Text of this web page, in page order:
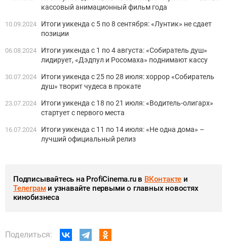
кассовый анимационный фильм года
10.09.2024
Итоги уикенда с 5 по 8 сентября: «Лунтик» не сдает
позиции
06.08.2024
Итоги уикенда с 1 по 4 августа: «Собиратель душ»
лидирует, «Дэдпул и Росомаха» поднимают кассу
30.07.2024
Итоги уикенда с 25 по 28 июля: хоррор «Собиратель
душ» творит чудеса в прокате
23.07.2024
Итоги уикенда с 18 по 21 июля: «Водитель-олигарх»
стартует с первого места
16.07.2024
Итоги уикенда с 11 по 14 июля: «Не одна дома» –
лучший официальный релиз
Подписывайтесь на ProfiCinema.ru в ВКонтакте и
Телеграми узнавайте первыми о главных новостях
кинобизнеса
Поделиться: